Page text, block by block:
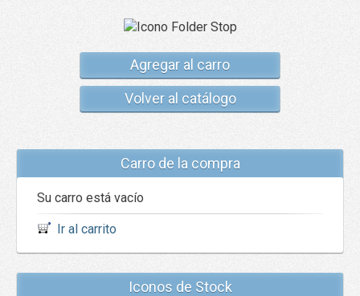
Agregar al carro
Volver al catálogo
Carro de la compra
Su carro está vacío
Ir al carrito
Iconos de Stock